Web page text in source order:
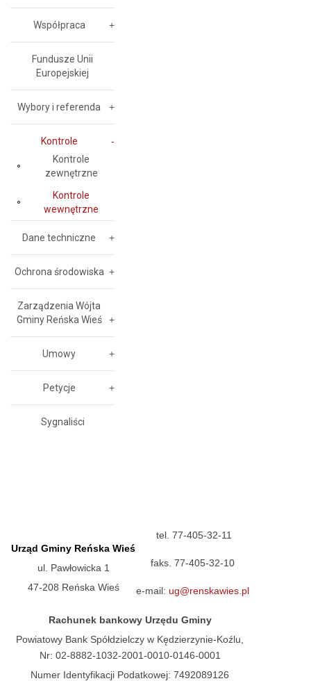
Współpraca
Fundusze Unii
Europejskiej
Wybory i referenda
Kontrole
Kontrole
zewnętrzne
Kontrole
wewnętrzne
Dane techniczne
Ochrona środowiska
Zarządzenia Wójta
Gminy Reńska Wieś
Umowy
Petycje
Sygnaliści
Urząd Gminy Reńska Wieś
ul. Pawłowicka 1
47-208 Reńska Wieś
tel. 77-405-32-11
faks. 77-405-32-10
e-mail: ug@renskawies.pl
Rachunek bankowy Urzędu Gminy
Powiatowy Bank Spółdzielczy w Kędzierzynie-Koźlu,
Nr: 02-8882-1032-2001-0010-0146-0001
Numer Identyfikacji Podatkowej: 7492089126